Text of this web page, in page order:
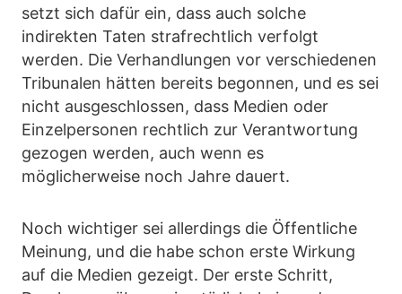
setzt sich dafür ein, dass auch solche
indirekten Taten strafrechtlich verfolgt
werden. Die Verhandlungen vor verschiedenen
Tribunalen hätten bereits begonnen, und es sei
nicht ausgeschlossen, dass Medien oder
Einzelpersonen rechtlich zur Verantwortung
gezogen werden, auch wenn es
möglicherweise noch Jahre dauert.
Noch wichtiger sei allerdings die Öffentliche
Meinung, und die habe schon erste Wirkung
auf die Medien gezeigt. Der erste Schritt,